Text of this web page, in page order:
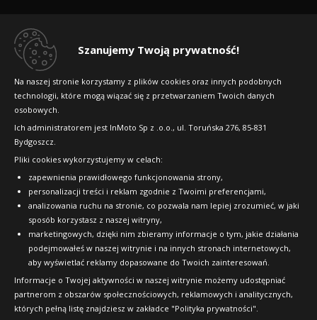
Szanujemy Twoją prywatność!
Na naszej stronie korzystamy z plików cookies oraz innych podobnych
technologii, które mogą wiązać się z przetwarzaniem Twoich danych
osobowych.
Ich administratorem jest InMoto Sp z .o.o., ul. Toruńska 276, 85-831
Bydgoszcz.
Pliki cookies wykorzystujemy w celach:
zapewnienia prawidłowego funkcjonowania strony,
personalizacji treści i reklam zgodnie z Twoimi preferencjami,
analizowania ruchu na stronie, co pozwala nam lepiej zrozumieć, w jaki
sposób korzystasz z naszej witryny,
marketingowych, dzięki nim zbieramy informacje o tym, jakie działania
podejmowałeś w naszej witrynie i na innych stronach internetowych,
aby wyświetlać reklamy dopasowane do Twoich zainteresowań.
Informacje o Twojej aktywności w naszej witrynie możemy udostępniać
partnerom z obszarów społecznościowych, reklamowych i analitycznych,
których pełną listę znajdziesz w zakładce "Polityka prywatności".
Dlaczego warto kupić w 24opony.pl
Raty
FAQ
OFICJALNY PARTNER